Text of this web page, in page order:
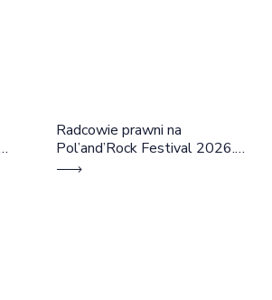
Radcowie prawni na
Pol’and’Rock Festival 2026.
Cztery dni rozmów, edukacji i